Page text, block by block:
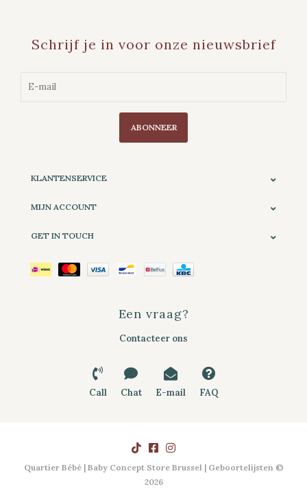
Schrijf je in voor onze nieuwsbrief
ABONNEER
KLANTENSERVICE
MIJN ACCOUNT
GET IN TOUCH
Een vraag?
Contacteer ons
Call Chat E-mail FAQ
Quartier Bébé | Baby Concept Store Brussel | Geboortelijsten ©
2026